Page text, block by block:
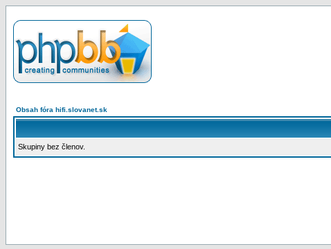
Obsah fóra hifi.slovanet.sk
Skupiny bez členov.